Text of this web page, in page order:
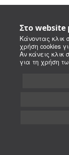
Στο website
Κάνοντας κλικ
χρήση cookies
Αν κάνεις κλικ
για τη χρήση